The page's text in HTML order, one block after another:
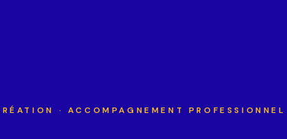
· ACCOMPAGNEMENT PROFESSIONNEL